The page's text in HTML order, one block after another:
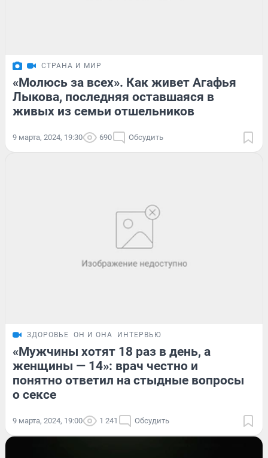
СТРАНА И МИР
«Молюсь за всех». Как живет Агафья
Лыкова, последняя оставшаяся в
живых из семьи отшельников
9 марта, 2024, 19:30 690 Обсудить
ЗДОРОВЬЕ ОН И ОНА ИНТЕРВЬЮ
«Мужчины хотят 18 раз в день, а
женщины — 14»: врач честно и
понятно ответил на стыдные вопросы
о сексе
9 марта, 2024, 19:00 1 241 Обсудить